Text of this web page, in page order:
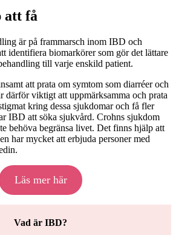
att få
är på frammarsch inom IBD och
identifiera biomarkörer som gör det lättare
till varje enskild patient.
att prata om symtom som diarréer och
därför viktigt att uppmärksamma och prata
kring dessa sjukdomar och få fler
IBD att söka sjukvård. Crohns sjukdom
behöva begränsa livet. Det finns hjälp att
har mycket att erbjuda personer med
Läs mer här
Vad är IBD?